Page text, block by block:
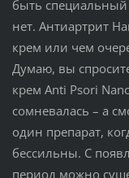
быть
нет. Антиартрит
крем или чем
Думаю, вы
крем Anti Psori
сомневалась – а
один препарат,
бессильны. С
период можно